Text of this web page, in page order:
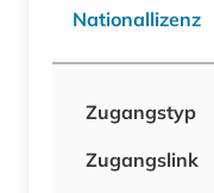
Nationallizenz
Zugangstyp
Zugangslink